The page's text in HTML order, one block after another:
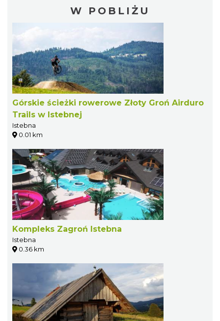
W POBLIŻU
Górskie ścieżki rowerowe Złoty Groń Airduro
Trails w Istebnej
Istebna
0.01 km
Kompleks Zagroń Istebna
Istebna
0.36 km